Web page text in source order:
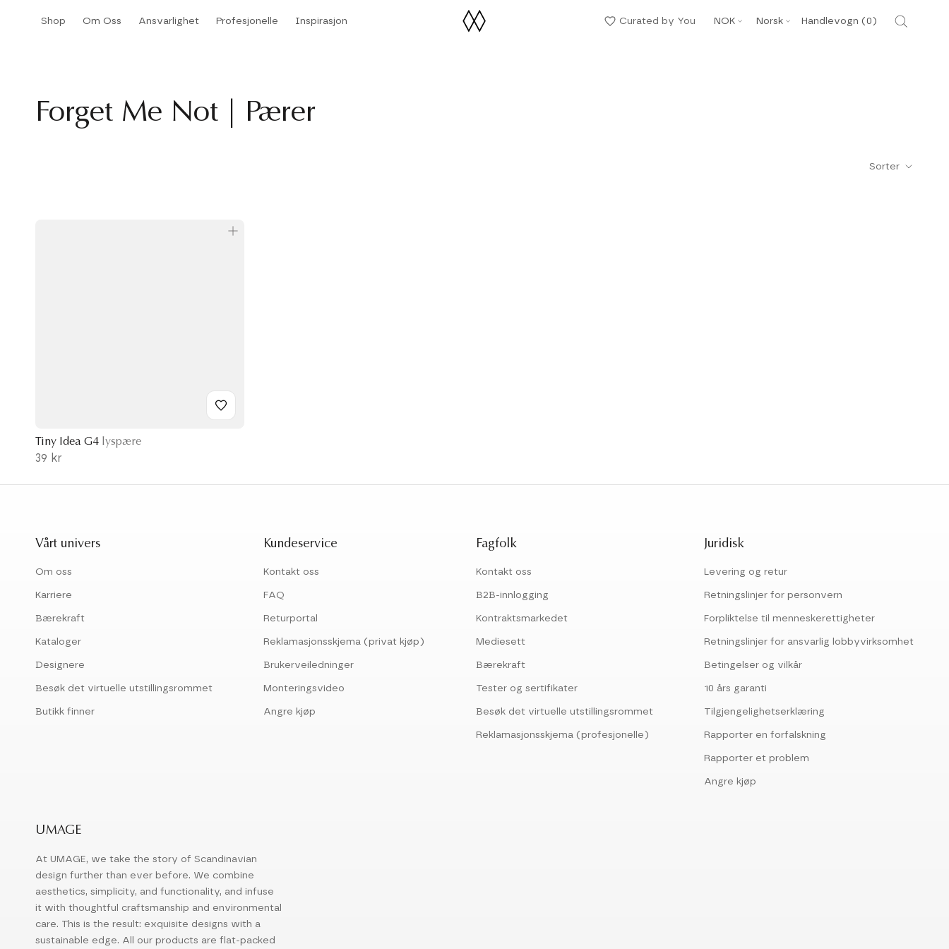
Shop
Om Oss
Ansvarlighet
Profesjonelle
Inspirasjon
Curated by You
Valuta
NOK
Språk
Norsk Handlevogn (0 )
Forget Me Not | Pærer
Sorter
Tiny Idea G4 lyspære
39 kr
Vårt univers
Om oss
Karriere
Bærekraft
Kataloger
Designere
Besøk det virtuelle utstillingsrommet
Butikk finner
Kundeservice
Kontakt oss
FAQ
Returportal
Reklamasjonsskjema (privat kjøp)
Brukerveiledninger
Monteringsvideo
Angre kjøp
Fagfolk
Kontakt oss
B2B-innlogging
Kontraktsmarkedet
Mediesett
Bærekraft
Tester og sertifikater
Besøk det virtuelle utstillingsrommet
Reklamasjonsskjema (profesjonelle)
Juridisk
Levering og retur
Retningslinjer for personvern
Forpliktelse til menneskerettigheter
Retningslinjer for ansvarlig lobbyvirksomhet
Betingelser og vilkår
10 års garanti
Tilgjengelighetserklæring
Rapporter en forfalskning
Rapporter et problem
Angre kjøp
UMAGE
At UMAGE, we take the story of Scandinavian
design further than ever before. We combine
aesthetics, simplicity, and functionality, and infuse
it with thoughtful craftsmanship and environmental
care. This is the result: exquisite designs with a
sustainable edge. All our products are flat-packed